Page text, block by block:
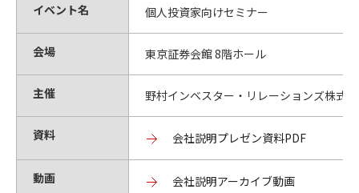
イベント名 個人投資家向けセミナー
会場 東京証券会館 8階ホール
主催 野村インベスター・リレーションズ株式
資料 会社説明プレゼン資料PDF
動画 会社説明アーカイブ動画